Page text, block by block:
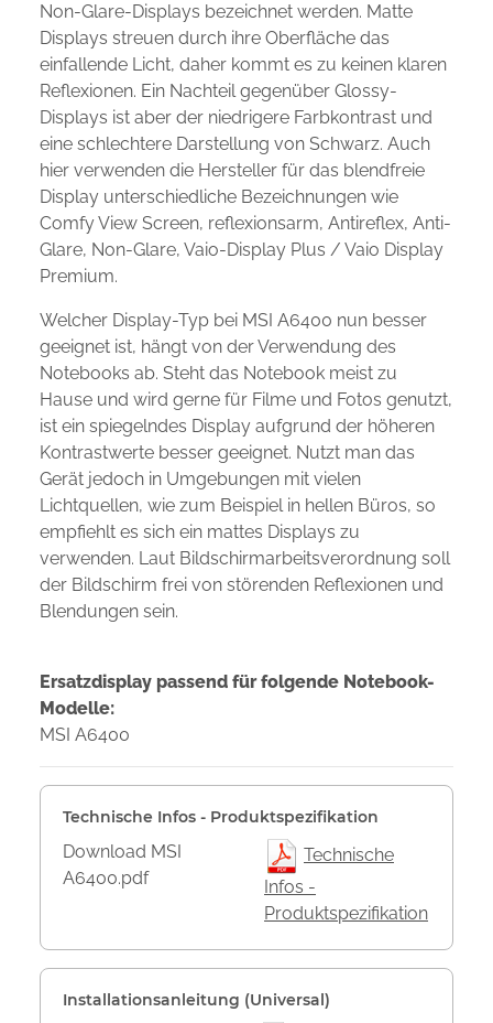
Non-Glare-Displays bezeichnet werden. Matte
Displays streuen durch ihre Oberfläche das
einfallende Licht, daher kommt es zu keinen klaren
Reflexionen. Ein Nachteil gegenüber Glossy-
Displays ist aber der niedrigere Farbkontrast und
eine schlechtere Darstellung von Schwarz. Auch
hier verwenden die Hersteller für das blendfreie
Display unterschiedliche Bezeichnungen wie
Comfy View Screen, reflexionsarm, Antireflex, Anti-
Glare, Non-Glare, Vaio-Display Plus / Vaio Display
Premium.
Welcher Display-Typ bei MSI A6400 nun besser
geeignet ist, hängt von der Verwendung des
Notebooks ab. Steht das Notebook meist zu
Hause und wird gerne für Filme und Fotos genutzt,
ist ein spiegelndes Display aufgrund der höheren
Kontrastwerte besser geeignet. Nutzt man das
Gerät jedoch in Umgebungen mit vielen
Lichtquellen, wie zum Beispiel in hellen Büros, so
empfiehlt es sich ein mattes Displays zu
verwenden. Laut Bildschirmarbeitsverordnung soll
der Bildschirm frei von störenden Reflexionen und
Blendungen sein.
Ersatzdisplay passend für folgende Notebook-
Modelle:
MSI A6400
Technische Infos - Produktspezifikation
Download MSI
A6400.pdf
Technische
Infos -
Produktspezifikation
Installationsanleitung (Universal)